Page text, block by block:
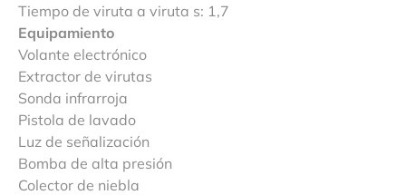
Tiempo de viruta a viruta s: 1,7
Equipamiento
Volante electrónico
Extractor de virutas
Sonda infrarroja
Pistola de lavado
Luz de señalización
Bomba de alta presión
Colector de niebla